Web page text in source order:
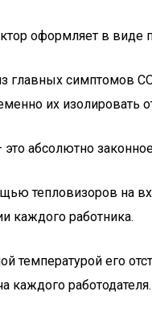
оформляет в виде
симптомов
их изолировать
абсолютно
тепловизоров на
каждого работника.
температурой его
каждого работодателя.